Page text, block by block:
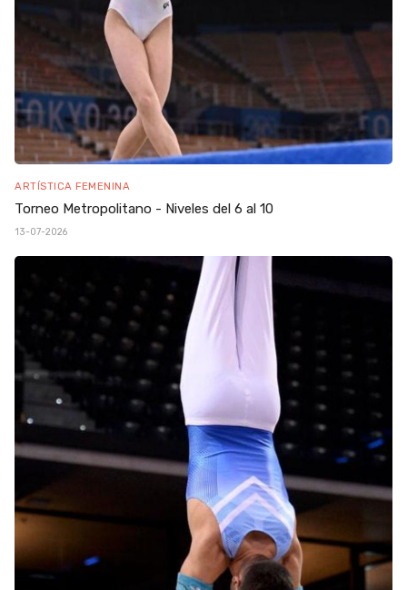
ARTÍSTICA FEMENINA
Torneo Metropolitano - Niveles del 6 al 10
13-07-2026